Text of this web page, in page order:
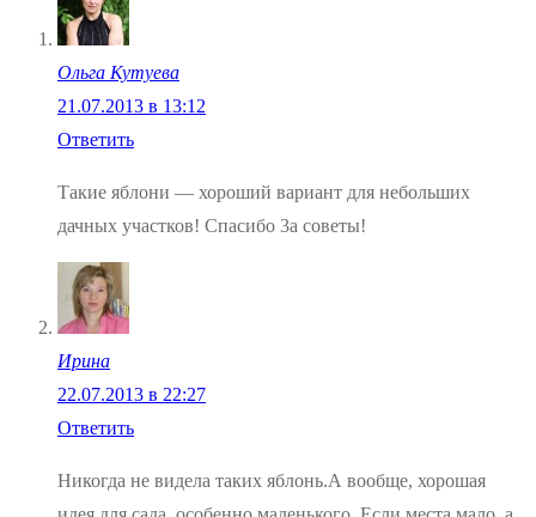
Ольга Кутуева
21.07.2013 в 13:12
Ответить
Такие яблони — хороший вариант для небольших
дачных участков! Спасибо 3а советы!
Ирина
22.07.2013 в 22:27
Ответить
Никогда не видела таких яблонь.А вообще, хорошая